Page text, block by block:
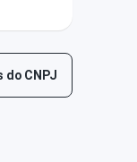
do CNPJ